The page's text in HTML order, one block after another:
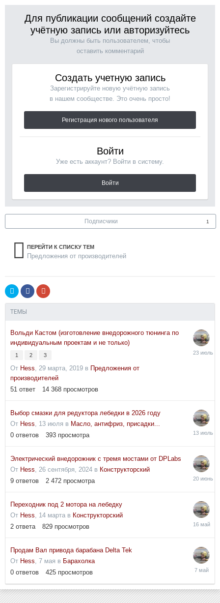
Для публикации сообщений создайте
учётную запись или авторизуйтесь
Вы должны быть пользователем, чтобы
оставить комментарий
Создать учетную запись
Зарегистрируйте новую учётную запись
в нашем сообществе. Это очень просто!
Регистрация нового пользователя
Войти
Уже есть аккаунт? Войти в систему.
Войти
Подписчики 1
ПЕРЕЙТИ К СПИСКУ ТЕМ
Предложения от производителей
ТЕМЫ
Вольди Кастом (изготовление внедорожного тюнинга по
индивидуальным проектам и не только)
1 2 3
От Hess, 29 марта, 2019 в Предложения от
производителей
51 ответ 14 368 просмотров
23
Выбор смазки для редуктора лебедки в 2026 году
От Hess, 13 июля в Масло, антифриз, присадки...
0 ответов 393 просмотра
13
Электрический внедорожник с тремя мостами от DPLabs
От Hess, 26 сентября, 2024 в Конструкторский
9 ответов 2 472 просмотра
20
Переходник под 2 мотора на лебедку
От Hess, 14 марта в Конструкторский
2 ответа 829 просмотров
16
Продам Вал привода барабана Delta Tek
От Hess, 7 мая в Барахолка
0 ответов 425 просмотров
7